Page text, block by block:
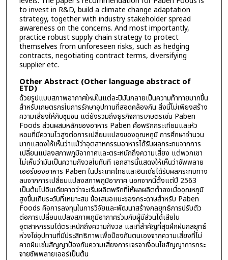
to invest in R&D, build a climate change adaptation
strategy, together with industry stakeholder spread
awareness on the concerns. And most importantly,
practice robust supply chain strategy to protect
themselves from unforeseen risks, such as hedging
contracts, negotiating contract terms, diversifying
supplier etc.
Other Abstract (Other language abstract of
ETD)
ด้วยรูปแบบสภาพอากาศใหม่ในแต่ละปีมันกลายเป็นความท้าทายมากขึ้น
สำหรับเกษตรกรในการรักษาอุปทานที่สอดคล้องกัน สิ่งนี้ไม่เพียงสร้าง
ความเสี่ยงให้กับชุมชน แต่ยังรวมถึงธุรกิจการเกษตรเช่น Paben
Foods ส่วนผสมหลักของอาหาร Paben คือพริกกระเทียมและหัว
หอมที่มีความไวสูงต่อการเปลี่ยนแปลงของอุณหภูมิ การศึกษาจำนวน
มากแสดงให้เห็นว่าแม้ว่าอุตสาหกรรมอาหารได้รับผลกระทบจากการ
เปลี่ยนแปลงสภาพภูมิอากาศและตระหนักถึงความเสี่ยง แต่พวกเขา
ไม่เห็นว่ามันเป็นความกังวลในทันที เอกสารนี้แสดงให้เห็นว่าซัพพลาย
เออร์ของอาหาร Paben ในประเทศไทยและอินเดียได้รับผลกระทบทาง
ลบจากการเปลี่ยนแปลงสภาพภูมิอากาศ นอกจากนี้ตั้งแต่ปี 2563
เป็นต้นไปอินเดียคาดว่าจะเริ่มผลิตพริกที่ให้ผลผลิตต่ำลงเมื่ออุณหภูมิ
สูงขึ้นเกินระดับที่เหมาะสม ข้อเสนอแนะของกระดาษสำหรับ Paben
Foods คือการลงทุนในการวิจัยและพัฒนาสร้างกลยุทธ์การปรับตัว
ต่อการเปลี่ยนแปลงสภาพภูมิอากาศร่วมกับผู้มีส่วนได้เสียใน
อุตสาหกรรมได้ตระหนักถึงความกังวล และที่สำคัญที่สุดฝึกฝนกลยุทธ์
ห่วงโซ่อุปทานที่มีประสิทธิภาพเพื่อป้องกันตนเองจากความเสี่ยงที่ไม่
คาดฝันเช่นสัญญาป้องกันความเสี่ยงการเจรจาเงื่อนไขสัญญาการกระ
จายซัพพลายเออร์เป็นต้น